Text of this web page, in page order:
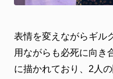
表情を変えながらギル
用ながらも必死に向き
に描かれており、2人